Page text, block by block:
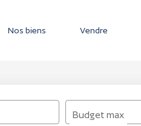
Nos biens Vendre
Budget max